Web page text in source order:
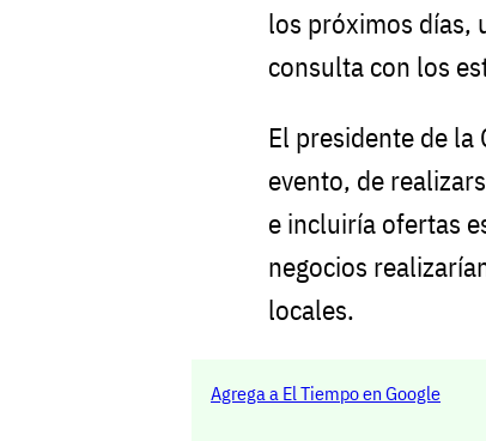
los próximos días,
consulta con los
El presidente de la
evento, de
e incluiría ofertas
negocios
locales.
Agrega a El Tiempo en Google